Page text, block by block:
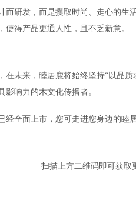
而研发，而是攫取时尚、走心的
得产品更通人性，且不乏新意。
在未来，睦居鹿将始终坚持“以品
影响力的木文化传播者。
经全面上市，您可走进您身边的睦居
扫描上方二维码即可获取